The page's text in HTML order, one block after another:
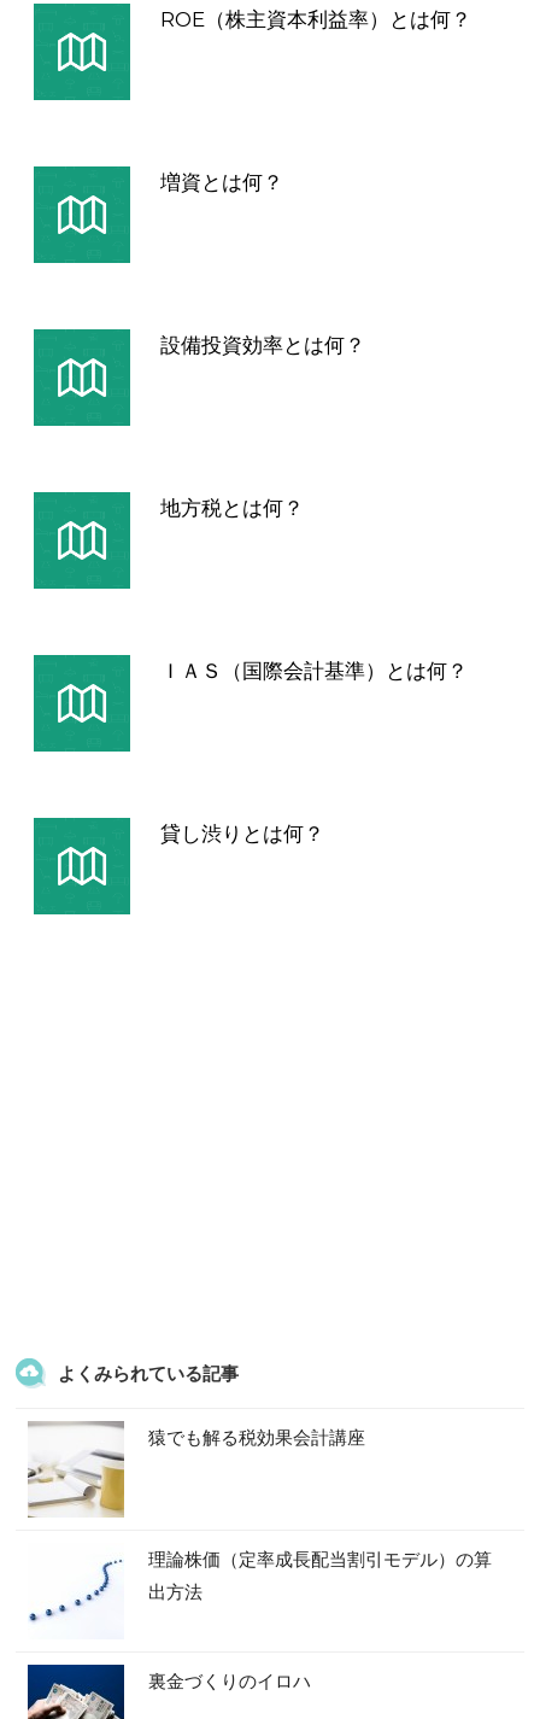
ROE（株主資本利益率）とは何？
増資とは何？
設備投資効率とは何？
地方税とは何？
ＩＡＳ（国際会計基準）とは何？
貸し渋りとは何？
よくみられている記事
猿でも解る税効果会計講座
理論株価（定率成長配当割引モデル）の算
出方法
裏金づくりのイロハ